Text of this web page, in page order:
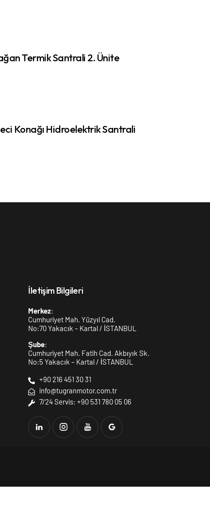
Termik Santrali 2. Ünite
Konağı Hidroelektrik Santrali
İletişim Bilgileri
Merkez:
Cumhuriyet Mah. Yüzyıl Cad.
No:70 Yakacık – Kartal / İSTANBUL
Şube:
Cumhuriyet Mah. Fatih Cad. Akbıyık Sk.
No:5 Yakacık – Kartal / İSTANBUL
+90 216 451 30 31
info@tugranmotor.com.tr
7/24 Servis: +90 531 780 05 06